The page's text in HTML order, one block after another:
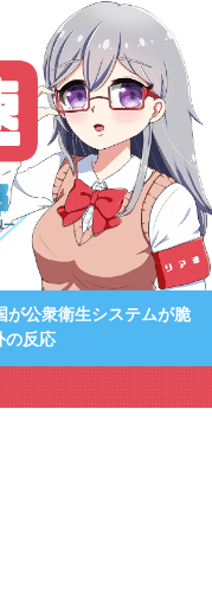
が公衆衛生システムが脆
の反応